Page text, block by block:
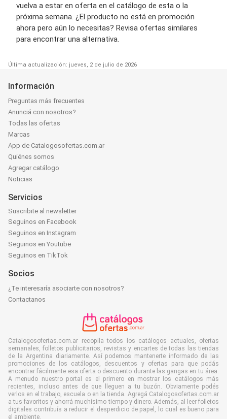
vuelva a estar en oferta en el catálogo de esta o la
próxima semana. ¿El producto no está en promoción
ahora pero aún lo necesitas? Revisa ofertas similares
para encontrar una alternativa.
Última actualización: jueves, 2 de julio de 2026
Información
Preguntas más frecuentes
Anunciá con nosotros?
Todas las ofertas
Marcas
App de Catalogosofertas.com.ar
Quiénes somos
Agregar catálogo
Noticias
Servicios
Suscribite al newsletter
Seguinos en Facebook
Seguinos en Instagram
Seguinos en Youtube
Seguinos en TikTok
Socios
¿Te interesaría asociarte con nosotros?
Contactanos
Catalogosofertas.com.ar recopila todos los catálogos actuales, ofertas
semanales, folletos publicitarios, revistas y encartes de todas las tiendas
de la Argentina diariamente. Así podemos mantenerte informado de las
promociones de los catálogos, descuentos y ofertas para que podás
encontrar fácilmente esa oferta o descuento durante las gangas en tu área.
A menudo nuestro portal es el primero en mostrar los catálogos más
recientes, incluso antes de que lleguen a tu buzón. Obviamente podés
verlos en el trabajo, escuela o en la tienda. Agregá Catalogosofertas.com.ar
a tus favoritos y ahorrá muchísimo tiempo y dinero. Además, al leer folletos
digitales contribuís a reducir el desperdicio de papel, lo cual es bueno para
el ambiente.